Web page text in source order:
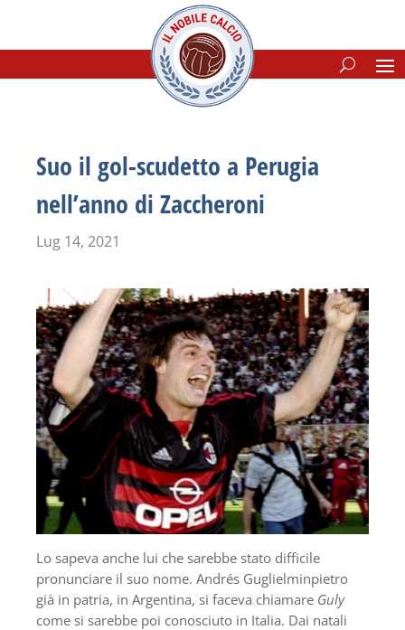
Suo il gol-scudetto a Perugia
nell’anno di Zaccheroni
Lug 14, 2021
Lo sapeva anche lui che sarebbe stato difficile
pronunciare il suo nome. Andrés Guglielminpietro
già in patria, in Argentina, si faceva chiamare Guly
come si sarebbe poi conosciuto in Italia. Dai natali